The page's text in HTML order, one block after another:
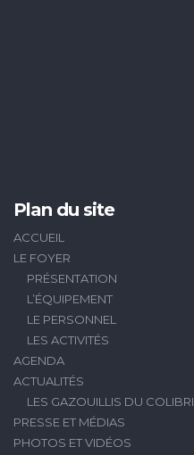
Plan du site
ACCUEIL
LE FOYER
PRÉSENTATION
L’ÉQUIPEMENT
LE PERSONNEL
LES ACTIVITÉS
AGENDA
ACTUALITÉS
LES GAZOUILLIS DU COLIBRI
PRESSE ET MÉDIAS
PHOTOS ET VIDÉOS